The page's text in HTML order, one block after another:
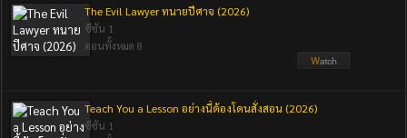
The Evil Lawyer ทนายปีศาจ (2026)
ซีซัน 1
ตอนทั้งหมด 8
Teach You a Lesson อย่างนี้ต้องโดนสั่งสอน (2026)
ซีซัน 1